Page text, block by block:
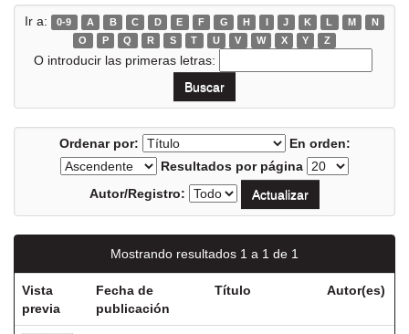
Ir a: 0-9 A B C D E F G H I J K L M
N
O
P Q R S T U V W X Y Z
O introducir las primeras letras:
Ordenar por:
En orden:
Resultados por página
Autor/Registro:
Mostrando resultados 1 a 1 de 1
Vista
previa
Fecha de
publicación
Título Autor(es)